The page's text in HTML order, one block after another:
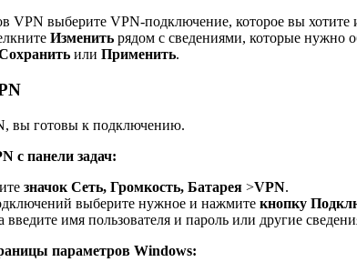
VPN выберите VPN-подключение, которое вы хотите
Изменить рядом с сведениями, которые нужно
или Применить.
вы готовы к подключению.
с панели задач:
значок Сеть, Громкость, Батарея >VPN.
выберите нужное и нажмите кнопку
имя пользователя и пароль или другие
параметров Windows: